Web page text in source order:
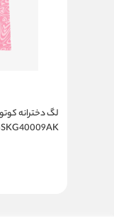
5SKG40009AK